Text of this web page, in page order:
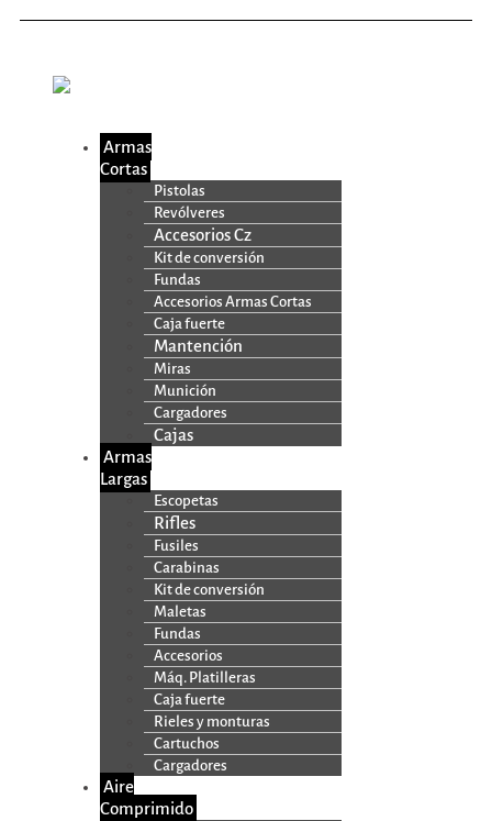
Armas
Cortas
Pistolas
Revólveres
Accesorios Cz
Kit de conversión
Fundas
Accesorios Armas Cortas
Caja fuerte
Mantención
Miras
Munición
Cargadores
Cajas
Armas
Largas
Escopetas
Rifles
Fusiles
Carabinas
Kit de conversión
Maletas
Fundas
Accesorios
Máq. Platilleras
Caja fuerte
Rieles y monturas
Cartuchos
Cargadores
Aire
Comprimido